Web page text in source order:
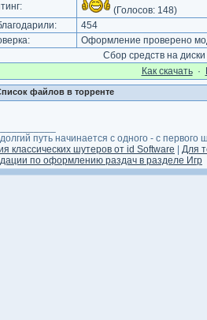
(Голосов: 148)
454
Оформление проверено
Сбор средств на
Как cкачать·
файлов в торренте
путь начинается с одного - с первого
классических шутеров от id Software
Для
по оформлению раздач в разделе Игр